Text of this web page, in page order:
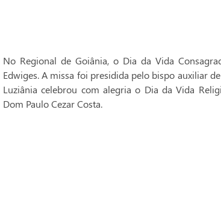
No Regional de Goiânia, o Dia da Vida
Edwiges. A missa foi presidida pelo bispo auxiliar
Luziânia celebrou com alegria o Dia da Vida
Dom Paulo Cezar Costa.